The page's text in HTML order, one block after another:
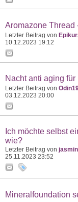
Aromazone Thread
Letzter Beitrag von
10.12.2023 19:12
Nacht anti aging für
Letzter Beitrag von
03.12.2023 20:00
Ich möchte selbst
wie?
Letzter Beitrag von
25.11.2023 23:52
Mineralfoundation